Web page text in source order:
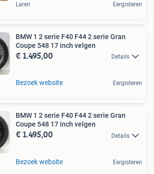
Laren Eergisteren
BMW 1 2 serie F40 F44 2 serie Gran
Coupe 548 17 inch velgen
€ 1.495,00 Details
Bezoek website Eergisteren
BMW 1 2 serie F40 F44 2 serie Gran
Coupe 548 17 inch velgen
€ 1.495,00 Details
Bezoek website Eergisteren